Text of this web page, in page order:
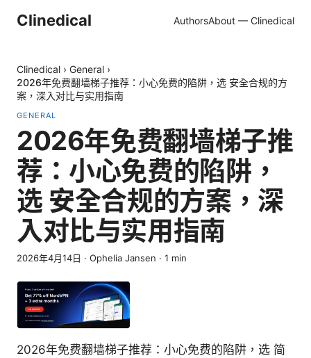
Clinedical AuthorsAbout — Clinedical
Clinedical › General ›
2026年免费翻墙梯子推荐：小心免费的陷阱，选 安全合规的方
案，深入对比与实用指南
GENERAL
2026年免费翻墙梯子推
荐：小心免费的陷阱，
选 安全合规的方案，深
入对比与实用指南
2026年4月14日 · Ophelia Jansen · 1 min
2026年免费翻墙梯子推荐：小心免费的陷阱，选 简